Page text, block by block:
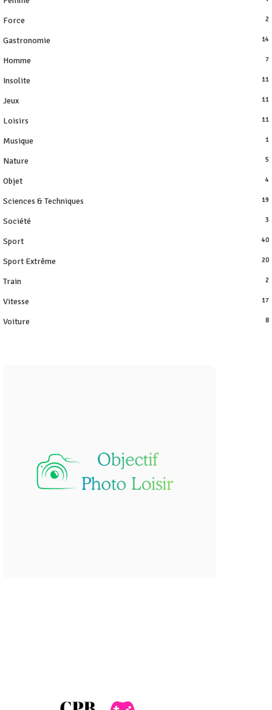
Force 2
Gastronomie 14
Homme 7
Insolite 11
Jeux 11
Loisirs 11
Musique 1
Nature 5
Objet 4
Sciences & Techniques 19
Société 3
Sport 40
Sport Extrême 20
Train 2
Vitesse 17
Voiture 8